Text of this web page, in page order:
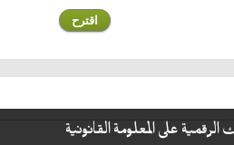
على المعلومة القانونية